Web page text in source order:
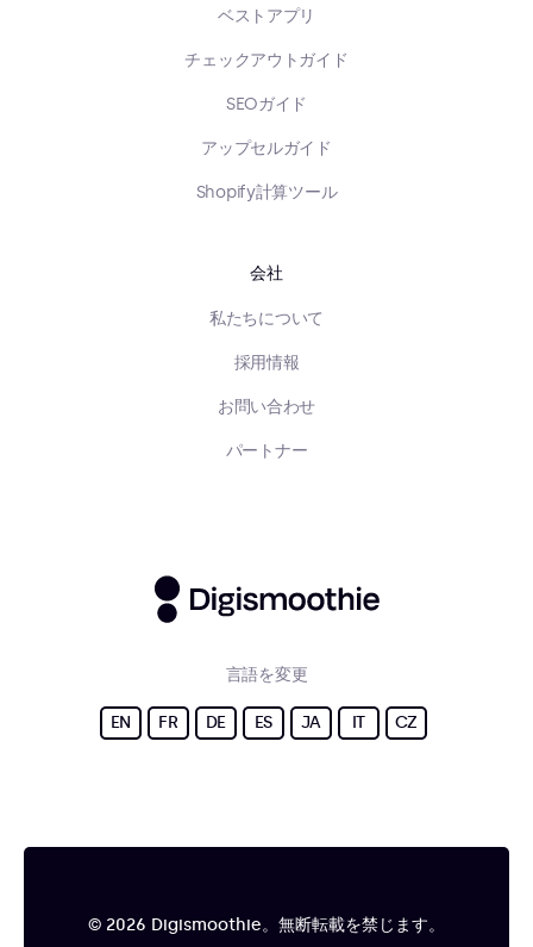
ベストアプリ
チェックアウトガイド
SEOガイド
アップセルガイド
Shopify計算ツール
会社
私たちについて
採用情報
お問い合わせ
パートナー
言語を変更
EN FR DE ES JA IT CZ
© 2026 Digismoothie。無断転載を禁じます。